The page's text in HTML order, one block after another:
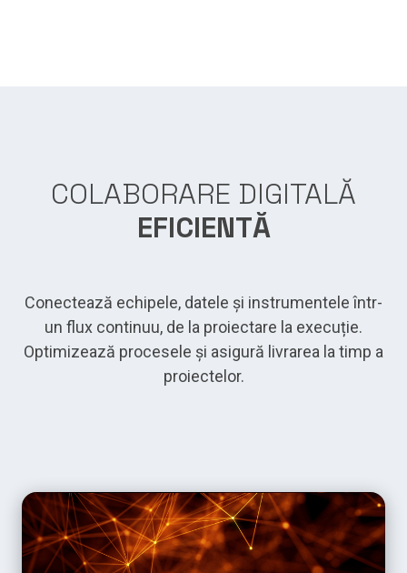
COLABORARE DIGITALĂ
EFICIENTĂ
Conectează echipele, datele și instrumentele într-
un flux continuu, de la proiectare la execuție.
Optimizează procesele și asigură livrarea la timp a
proiectelor.